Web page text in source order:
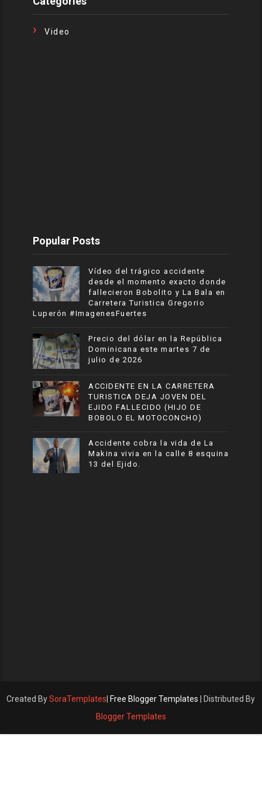
Video
Popular Posts
Vídeo del trágico accidente
desde el momento exacto donde
fallecieron Bobolito y La Bala en
Carretera Turistica Gregorio
Luperón #ImagenesFuertes
Precio del dólar en la República
Dominicana este martes 7 de
julio de 2026
ACCIDENTE EN LA CARRETERA
TURISTICA DEJA JOVEN DEL
EJIDO FALLECIDO (HIJO DE
BOBOLO EL MOTOCONCHO)
Accidente cobra la vida de La
Makina vivia en la calle 8 esquina
13 del Ejido.
Created BySoraTemplates Free Blogger Templates | Distributed By
Blogger Templates